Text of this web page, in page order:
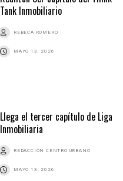
Tank Inmobiliario
REBECA ROMERO
MAYO 13, 2026
Llega el tercer capítulo de Liga
Inmobiliaria
REDACCIÓN CENTRO URBANO
MAYO 13, 2026